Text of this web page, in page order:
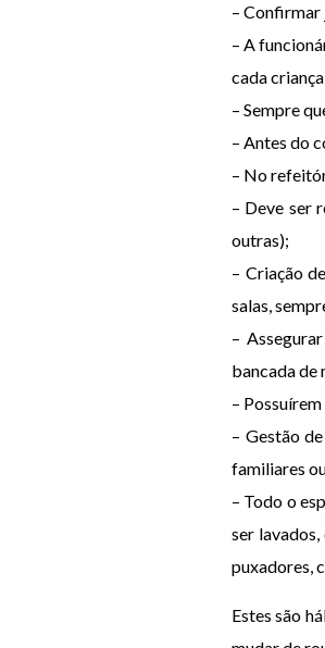
– Confirmar
– A
cada
– Sempre
– Antes do
– No
– Deve ser
outras);
– Criação
salas,
–
bancada de
–
– Gestão
familiares
– Todo o
ser
puxadores,
Estes são